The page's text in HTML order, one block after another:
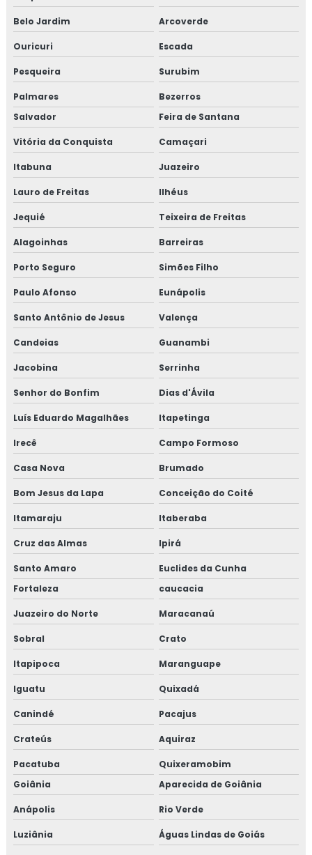
Belo Jardim Arcoverde
Ouricuri Escada
Pesqueira Surubim
Palmares
Bezerros
Salvador
Feira de Santana
Vitória da Conquista Camaçari
Itabuna Juazeiro
Lauro de Freitas Ilhéus
Jequié Teixeira de Freitas
Alagoinhas Barreiras
Porto Seguro Simões Filho
Paulo Afonso Eunápolis
Santo Antônio de Jesus Valença
Candeias Guanambi
Jacobina Serrinha
Senhor do Bonfim Dias d'Ávila
Luís Eduardo Magalhães Itapetinga
Irecê Campo Formoso
Casa Nova Brumado
Bom Jesus da Lapa Conceição do Coité
Itamaraju Itaberaba
Cruz das Almas Ipirá
Santo Amaro
Euclides da Cunha
Fortaleza
caucacia
Juazeiro do Norte Maracanaú
Sobral Crato
Itapipoca Maranguape
Iguatu Quixadá
Canindé Pacajus
Crateús Aquiraz
Pacatuba
Quixeramobim
Goiânia
Aparecida de Goiânia
Anápolis Rio Verde
Luziânia Águas Lindas de Goiás